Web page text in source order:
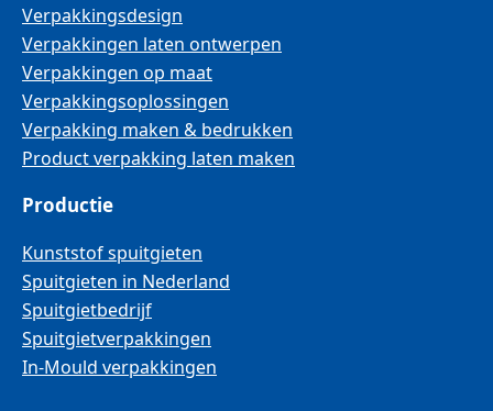
Verpakkingsdesign
Verpakkingen laten ontwerpen
Verpakkingen op maat
Verpakkingsoplossingen
Verpakking maken & bedrukken
Product verpakking laten maken
Productie
Kunststof spuitgieten
Spuitgieten in Nederland
Spuitgietbedrijf
Spuitgietverpakkingen
In-Mould verpakkingen